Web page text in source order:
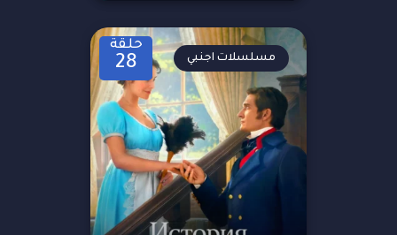
حلقة
28 مسلسلات اجنبي